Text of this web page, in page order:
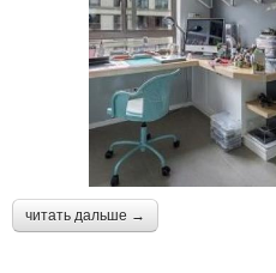
читать дальше →